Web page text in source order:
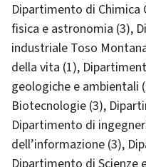
Dipartimento di Chimica
fisica e astronomia (3),
industriale Toso
della vita (1),
geologiche e ambientali
Biotecnologie (3),
Dipartimento di
dell’informazione (3),